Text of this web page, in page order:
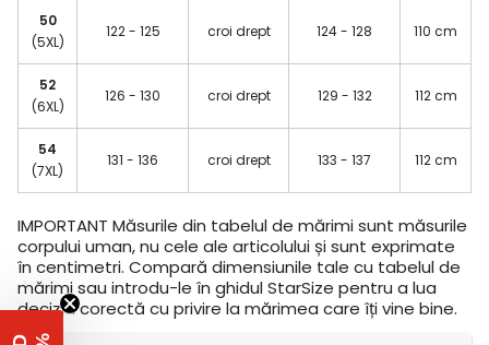
50
(5XL)
122 - 125 croi drept 124 - 128 110 cm
52
(6XL)
126 - 130 croi drept 129 - 132 112 cm
54
(7XL)
131 - 136 croi drept 133 - 137 112 cm
IMPORTANT Măsurile din tabelul de mărimi sunt măsurile
corpului uman, nu cele ale articolului și sunt exprimate
în centimetri. Compară dimensiunile tale cu tabelul de
mărimi sau introdu-le în ghidul StarSize pentru a lua
decizia corectă cu privire la mărimea care îți vine bine.